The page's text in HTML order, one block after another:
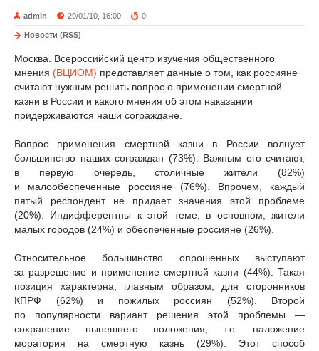
admin 29/01/10, 16:00 0
Новости (RSS)
Москва. Всероссийский центр изучения общественного
мнения (ВЦИОМ) представляет данные о том, как россияне
считают нужным решить вопрос о применении смертной
казни в России и какого мнения об этом наказании
придерживаются наши сограждане.
Вопрос применения смертной казни в России волнует
большинство наших сограждан (73%). Важным его считают,
в первую очередь, столичные жители (82%)
и малообеспеченные россияне (76%). Впрочем, каждый
пятый респондент не придает значения этой проблеме
(20%). Индифферентны к этой теме, в основном, жители
малых городов (24%) и обеспеченные россияне (26%).
Относительное большинство опрошенных выступают
за разрешение и применение смертной казни (44%). Такая
позиция характерна, главным образом, для сторонников
КПРФ (62%) и пожилых россиян (52%). Второй
по популярности вариант решения этой проблемы —
сохранение нынешнего положения, т.е. наложение
моратория на смертную казнь (29%). Этот способ